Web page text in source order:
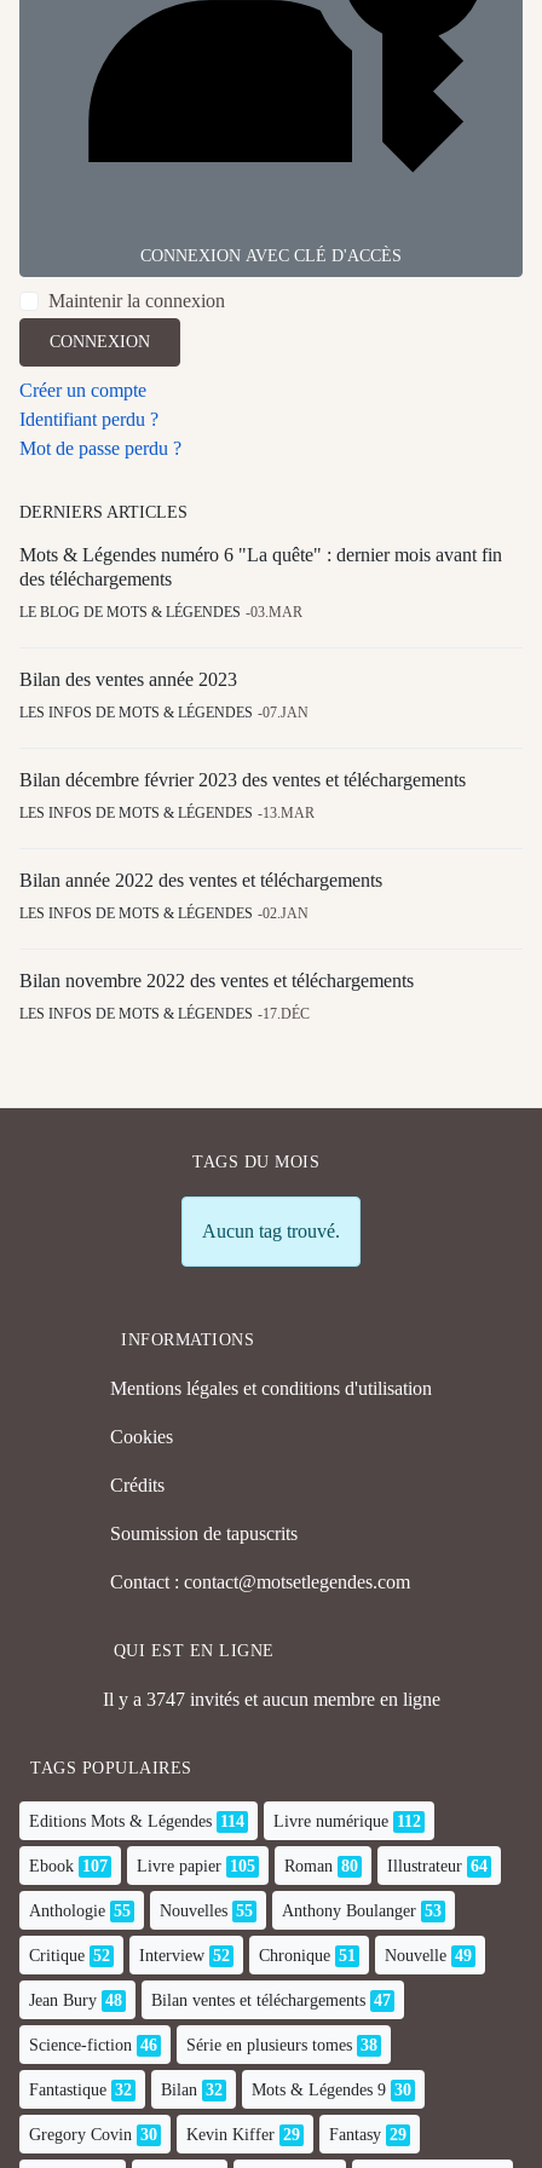
CONNEXION AVEC CLÉ D'ACCÈS
Maintenir la connexion
CONNEXION
Créer un compte
Identifiant perdu ?
Mot de passe perdu ?
DERNIERS ARTICLES
Mots & Légendes numéro 6 "La quête" : dernier mois avant fin
des téléchargements
LE BLOG DE MOTS & LÉGENDES 03.MAR
Bilan des ventes année 2023
LES INFOS DE MOTS & LÉGENDES 07.JAN
Bilan décembre février 2023 des ventes et téléchargements
LES INFOS DE MOTS & LÉGENDES 13.MAR
Bilan année 2022 des ventes et téléchargements
LES INFOS DE MOTS & LÉGENDES 02.JAN
Bilan novembre 2022 des ventes et téléchargements
LES INFOS DE MOTS & LÉGENDES 17.DÉC
TAGS DU MOIS
Info
Aucun tag trouvé.
INFORMATIONS
Mentions légales et conditions d'utilisation
Cookies
Crédits
Soumission de tapuscrits
Contact : contact@motsetlegendes.com
QUI EST EN LIGNE
Il y a 3747 invités et aucun membre en ligne
TAGS POPULAIRES
Editions Mots & Légendes 114 Livre numérique 112
Ebook 107 Livre papier 105 Roman 80 Illustrateur 64
Anthologie 55 Nouvelles 55 Anthony Boulanger 53
Critique 52 Interview 52 Chronique 51 Nouvelle 49
Jean Bury 48 Bilan ventes et téléchargements 47
Science-fiction 46 Série en plusieurs tomes 38
Fantastique 32 Bilan 32 Mots & Légendes 9 30
Gregory Covin 30 Kevin Kiffer 29 Fantasy 29